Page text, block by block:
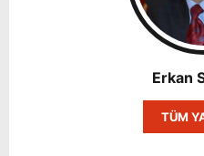
Erkan
TÜM